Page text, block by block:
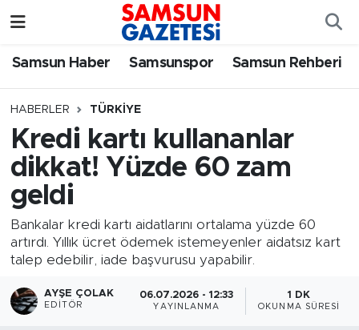
Samsun Haber Samsunspor Samsun Rehberi
HABERLER TÜRKIYE
Kredi kartı kullananlar
dikkat! Yüzde 60 zam
geldi
Bankalar kredi kartı aidatlarını ortalama yüzde 60
artırdı. Yıllık ücret ödemek istemeyenler aidatsız kart
talep edebilir, iade başvurusu yapabilir.
AYŞE ÇOLAK
EDITÖR
06.07.2026 - 12:33
YAYINLANMA
1 DK
OKUNMA SÜRESI
Samsun Haber
Samsunspor
Samsun Rehberi
Resmi İlanlar
Samsun Nöbetçi Eczaneler
Samsun Hava Durumu
SAMSUN Namaz Vakitleri
Samsun Trafik Yoğunluk Haritası
Süper Lig Puan Durumu ve Fikstür
Tüm Manşetler
Son Dakika Haberleri